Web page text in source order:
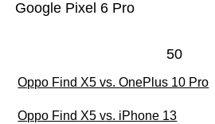
Google Pixel 6 Pro
50
Oppo Find X5 vs. OnePlus 10 Pro
Oppo Find X5 vs. iPhone 13